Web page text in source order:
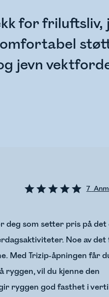
for friluftsliv,
jevn
7
deg som setter pris på det
Noe av
Med Trizip-åpningen får
ryggen, vil du kjenne den
ryggen god fasthet i